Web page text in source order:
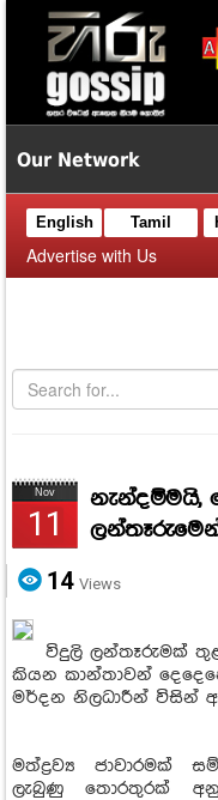
Our Network
English Tamil
Advertise with Us
Nov
11
නැන්දම්මයි,
14 Views
විදුලි ලන්තෑරුමක් තුළ
කියන කාන්තාවන්
මර්දන නිලධාරීන් විසින්
මත්ද්‍රව්‍ය ජාවාරමක්
ලැබුණු තොරතුරක්